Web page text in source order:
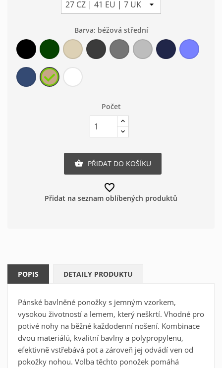
Barva: béžová střední
černá
zelená
béžová
šedá
šedá
šedá
modrá
modrá
modrá béžová
bílá
Počet
 PŘIDAT DO KOŠÍKU
favorite_border
Přidat na seznam oblíbených produktů
POPIS DETAILY PRODUKTU
Pánské bavlněné ponožky s jemným vzorkem,
vysokou životností a lemem, který neškrtí. Vhodné pro
potivé nohy na běžné každodenní nošení. Kombinace
dvou materiálů, kvalitní bavlny a polypropylenu,
efektivně vstřebává pot a zároveň jej odvádí ven od
pokožky nohou. Volba těchto ponožek pomáhá
Můj seznam přání ×
add_circle_outlineVytvořit nový seznam
Vytvořit seznam oblíbených
produktů
Název seznamu oblíbených produktů
Přihlásit se
Musíte být přihlášen, abyste si mohli výrobky uložit do
svého seznamu oblíbených produktů.